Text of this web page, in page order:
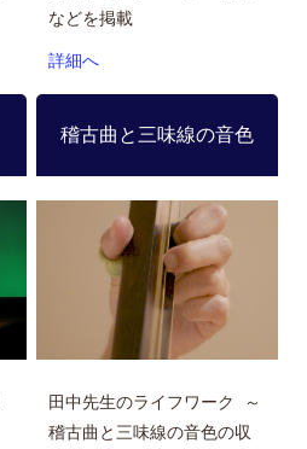
などを掲載
詳細へ
稽古曲と三味線の音色
田中先生のライフワーク ～
稽古曲と三味線の音色の収